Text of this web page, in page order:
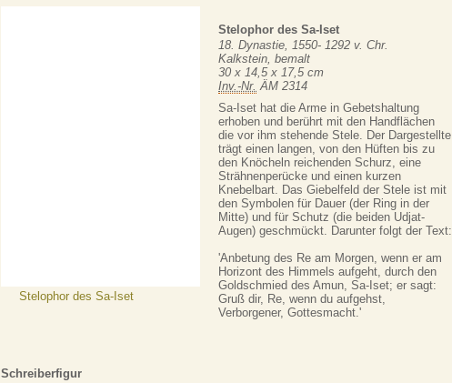
Stelophor des Sa-Iset
Stelophor des Sa-Iset
18. Dynastie, 1550- 1292 v. Chr.
Kalkstein, bemalt
30 x 14,5 x 17,5 cm
Inv.-Nr. ÄM 2314
Sa-Iset hat die Arme in Gebetshaltung
erhoben und berührt mit den Handflächen
die vor ihm stehende Stele. Der Dargestellte
trägt einen langen, von den Hüften bis zu
den Knöcheln reichenden Schurz, eine
Strähnenperücke und einen kurzen
Knebelbart. Das Giebelfeld der Stele ist mit
den Symbolen für Dauer (der Ring in der
Mitte) und für Schutz (die beiden Udjat-
Augen) geschmückt. Darunter folgt der Text:
'Anbetung des Re am Morgen, wenn er am
Horizont des Himmels aufgeht, durch den
Goldschmied des Amun, Sa-Iset; er sagt:
Gruß dir, Re, wenn du aufgehst,
Verborgener, Gottesmacht.'
Schreiberfigur